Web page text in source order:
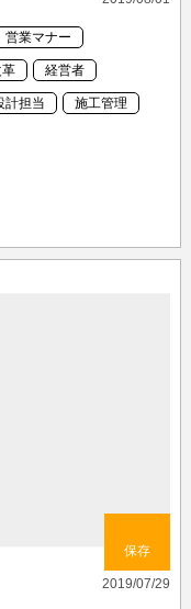
営業マナー
経営者
計担当 施工管理
保存
2019/07/29